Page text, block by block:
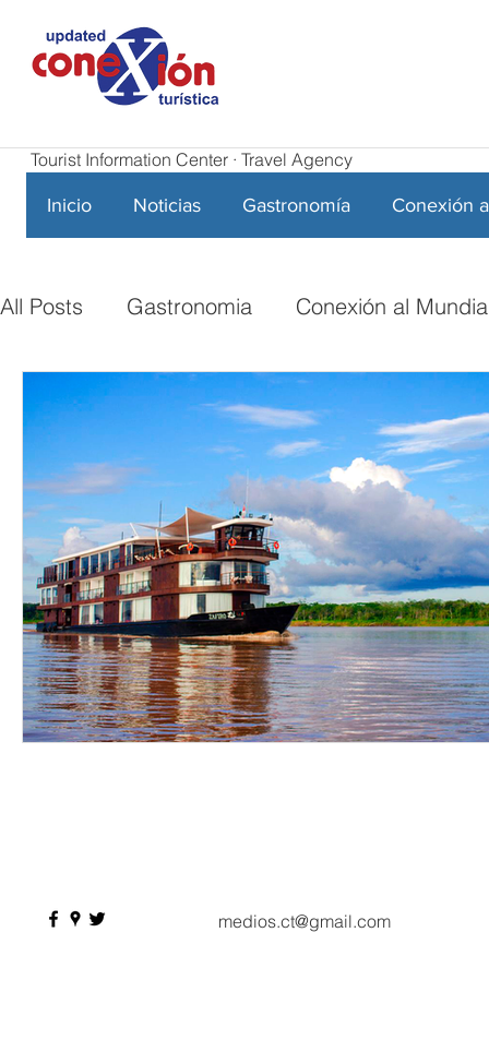
Tourist Information Center · Travel Agency
Inicio Noticias Gastronomía Conexión
All Posts Gastronomia Conexión al
medios.ct@gmail.com